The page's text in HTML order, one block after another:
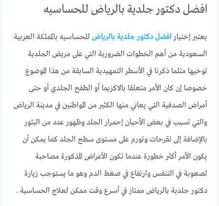
افضل دكتور جلدية بالرياض للحساسيه
يعتبر إختيارافضل دكتور جلدية بالرياض للحساسيه بالمملكة العربية
السعودية من أهم الخطوات الضرورية التي على مريض الجلدية
توخيها مثلما ذكرنا في الأسطر التمهيدية السابقة من هذا الموضوع
خصوصا إن كان الأمر متعلقا بالاكزيما أو الطفح الجلدي أو حتى
أمراض الصدفية التي يعاني منها الكثير من المواطنين في مدينة الرياض
والتي تسبب في بعض الأحيان إحمرار الجلد وظهور عدد من البثور
بالإضافة إلى تقرحات وتورم على مستوى سطح الجلد كما يمكن أن
يكون الأمر أكثر خطورة عندما تكون الأعراض المذكورة مصاحبة
لصعوبة في التنفس وارتفاع في ضغط الدم وهو ما يستوجب زيارة
دكتور جلدية بالرياض ممتاز في أسرع وقت ممكن لعلاج الحساسية .